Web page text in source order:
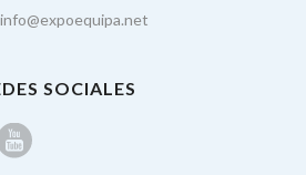
info@expoequipa.net
SOCIALES